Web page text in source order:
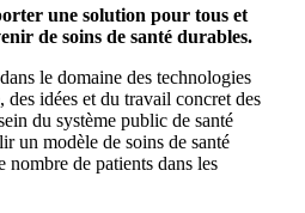
une solution pour tous et
de soins de santé durables.
le domaine des technologies
des idées et du travail concret des
du système public de santé
un modèle de soins de santé
nombre de patients dans les